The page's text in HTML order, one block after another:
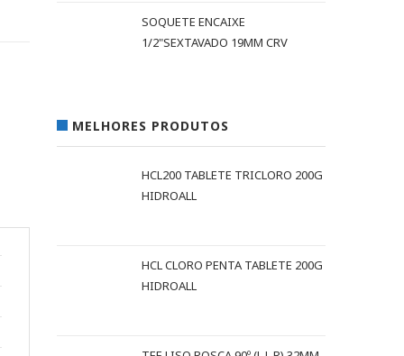
SOQUETE ENCAIXE
1/2"SEXTAVADO 19MM CRV
MELHORES PRODUTOS
HCL200 TABLETE TRICLORO 200G
HIDROALL
HCL CLORO PENTA TABLETE 200G
HIDROALL